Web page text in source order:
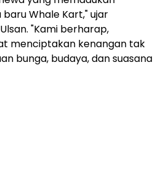
Whale Kart," ujar
"Kami berharap,
menciptakan kenangan tak
bunga, budaya, dan suasana